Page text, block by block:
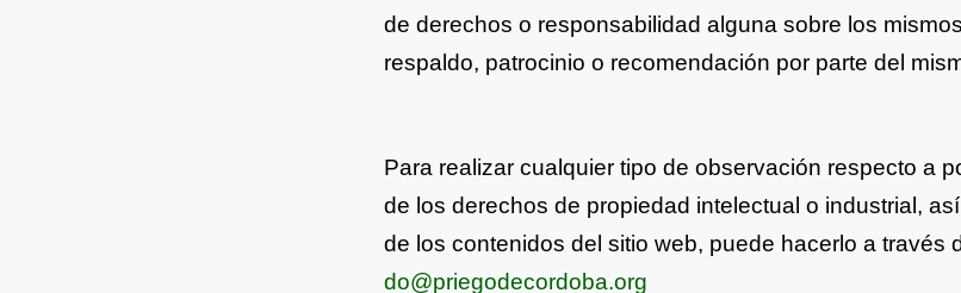
de derechos o responsabilidad alguna sobre los
respaldo, patrocinio o recomendación por parte del
Para realizar cualquier tipo de observación respecto a
de los derechos de propiedad intelectual o industrial,
de los contenidos del sitio web, puede hacerlo a través
do@priegodecordoba.org